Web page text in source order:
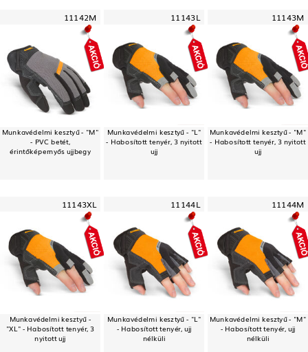
11142M
Munkavédelmi kesztyű - "M"
- PVC betét,
érintőképernyős ujjbegy
11143L
Munkavédelmi kesztyű - "L"
- Habosított tenyér, 3 nyitott
ujj
11143M
Munkavédelmi kesztyű - "M"
- Habosított tenyér, 3 nyitott
ujj
11143XL
Munkavédelmi kesztyű -
"XL" - Habosított tenyér, 3
nyitott ujj
11144L
Munkavédelmi kesztyű - "L"
- Habosított tenyér, ujj
nélküli
11144M
Munkavédelmi kesztyű - "M"
- Habosított tenyér, ujj
nélküli